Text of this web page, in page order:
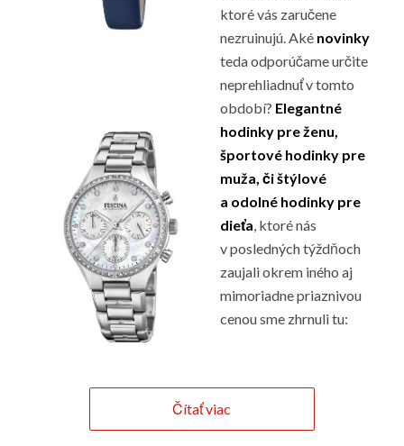
ktoré vás zaručene
nezruinujú. Aké novinky
teda odporúčame určite
neprehliadnuť v tomto
období? Elegantné
hodinky pre ženu,
športové hodinky pre
muža, či štýlové
a odolné hodinky pre
dieťa , ktoré nás
v posledných týždňoch
zaujali okrem iného aj
mimoriadne priaznivou
cenou sme zhrnuli tu:
Čítať viac